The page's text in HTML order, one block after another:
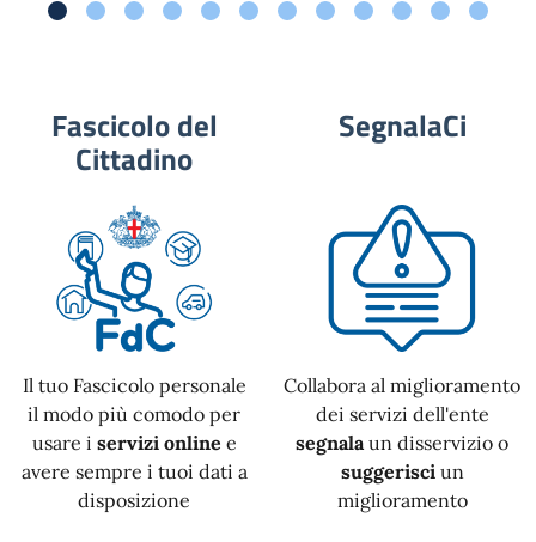
Fascicolo del
Cittadino
Il tuo Fascicolo personale
il modo più comodo per
usare i servizi online e
avere sempre i tuoi dati a
disposizione
SegnalaCi
Collabora al miglioramento
dei servizi dell'ente
segnala un disservizio o
suggerisciun
miglioramento